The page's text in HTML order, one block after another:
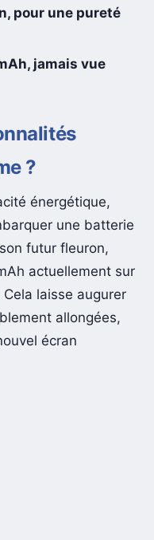
pour une pureté
jamais vue
?
énergétique,
une batterie
futur fleuron,
actuellement sur
laisse augurer
allongées,
écran